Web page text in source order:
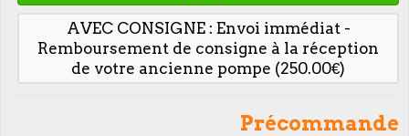
AVEC CONSIGNE : Envoi immédiat -
Remboursement de consigne à la réception
de votre ancienne pompe (250.00€)
Précommande